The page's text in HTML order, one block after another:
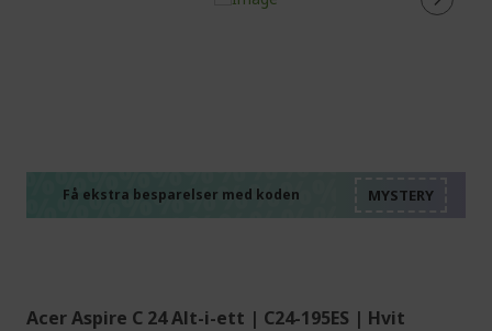
Få ekstra besparelser med koden
Acer Aspire C 24 Alt-i-ett | C24-195ES | Hvit